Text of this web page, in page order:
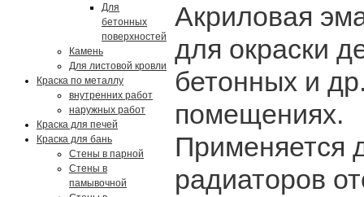
Для
бетонных
поверхностей
Камень
Для листовой кровли
Краска по металлу
внутренних работ
наружных работ
Краска для печей
Краска для бань
Стены в парной
Стены в
памывочной
Акриловая
для окраски
бетонных и
помещениях.
Применяется
радиаторов